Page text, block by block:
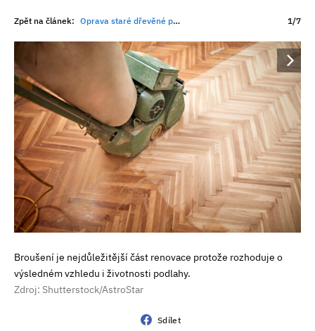
Zpět na článek: Oprava staré dřevěné podlahy má často větší smysl než výměna. Na co myslet při renovaci? 1/7
Broušení je nejdůležitější část renovace protože rozhoduje o
výsledném vzhledu i životnosti podlahy.
Zdroj: Shutterstock/AstroStar
Sdílet